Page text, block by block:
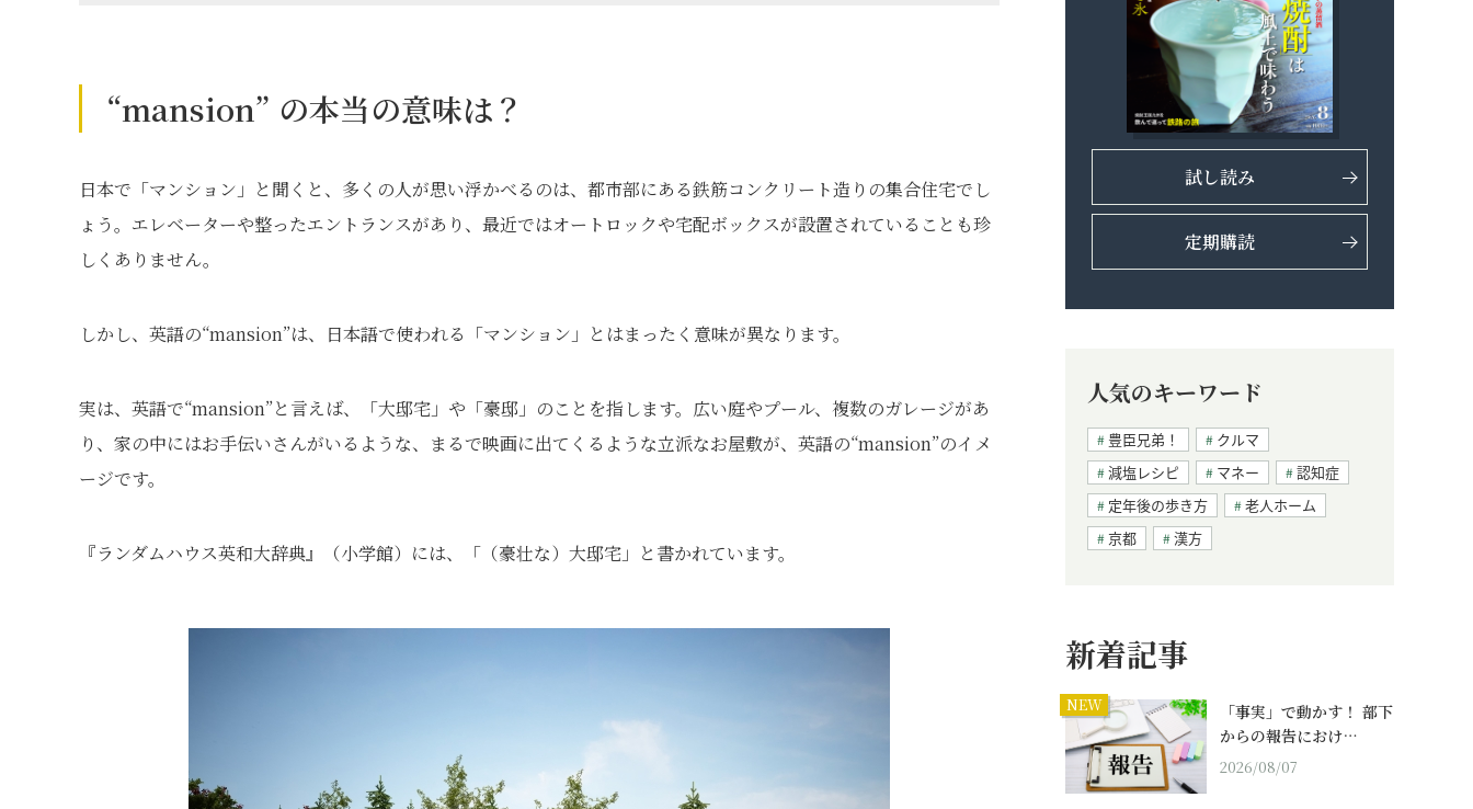
“mansion” の本当の意味は？
日本で「マンション」と聞くと、多くの人が思い浮かべるのは、都市部にある鉄筋コンクリート造りの集合住宅でし
ょう。エレベーターや整ったエントランスがあり、最近ではオートロックや宅配ボックスが設置されていることも珍
しくありません。
しかし、英語の“mansion”は、日本語で使われる「マンション」とはまったく意味が異なります。
実は、英語で“mansion”と言えば、「大邸宅」や「豪邸」のことを指します。広い庭やプール、複数のガレージがあ
り、家の中にはお手伝いさんがいるような、まるで映画に出てくるような立派なお屋敷が、英語の“mansion”のイメ
ージです。
『ランダムハウス英和大辞典』（小学館）には、「（豪壮な）大邸宅」と書かれています。
試し読み
定期購読
人気のキーワード
豊臣兄弟！
クルマ
減塩レシピ
マネー
認知症
定年後の歩き方
老人ホーム
京都
漢方
新着記事
NEW
「事実」で動かす！ 部下
からの報告におけ…
2026/08/07